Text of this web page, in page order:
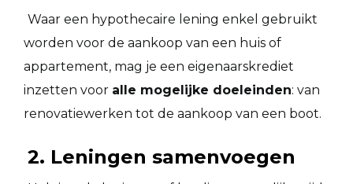
Waar een hypothecaire lening enkel gebruikt
worden voor de aankoop van een huis of
appartement, mag je een eigenaarskrediet
inzetten voor alle mogelijke doeleinden: van
renovatiewerken tot de aankoop van een boot.
2. Leningen samenvoegen